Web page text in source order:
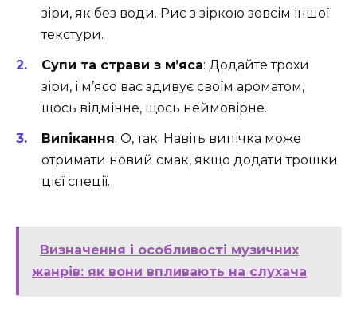
зіри, як без води. Рис з зіркою зовсім іншої
текстури.
Супи та страви з м’яса: Додайте трохи
зіри, і м’ясо вас здивує своїм ароматом,
щось відмінне, щось неймовірне.
Випікання: О, так. Навіть випічка може
отримати новий смак, якщо додати трошки
цієї спеції.
Визначення і особливості музичних
жанрів: як вони впливають на слухача